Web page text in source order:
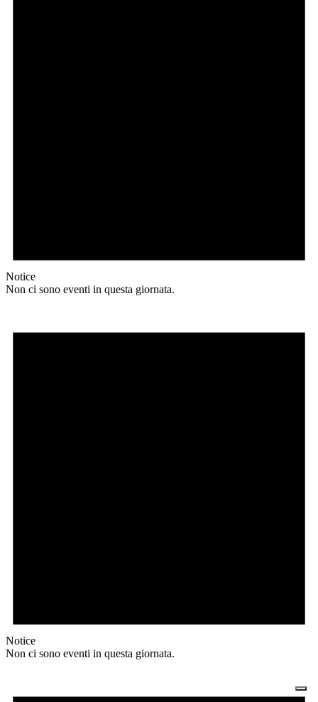
Notice
Non ci sono eventi in questa giornata.
Notice
Non ci sono eventi in questa giornata.